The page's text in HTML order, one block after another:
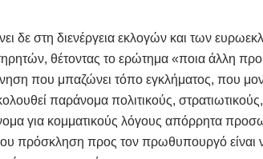
δε στη διενέργεια εκλογών και των
θέτοντας το ερώτημα «ποια άλλη
που μπαζώνει τόπο εγκλήματος, που
παράνομα πολιτικούς, στρατιωτικούς,
για κομματικούς λόγους απόρρητα
πρόσκληση προς τον πρωθυπουργό είναι να